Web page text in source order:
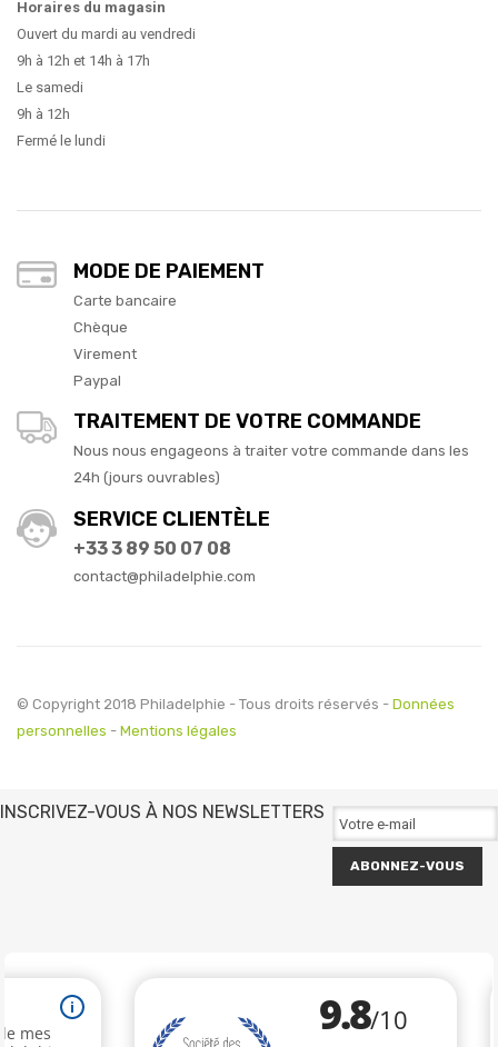
Horaires du magasin
Ouvert du mardi au vendredi
9h à 12h et 14h à 17h
Le samedi
9h à 12h
Fermé le lundi
MODE DE PAIEMENT
Carte bancaire
Chèque
Virement
Paypal
TRAITEMENT DE VOTRE COMMANDE
Nous nous engageons à traiter votre commande dans les
24h (jours ouvrables)
SERVICE CLIENTÈLE
+33 3 89 50 07 08
contact@philadelphie.com
© Copyright 2018 Philadelphie - Tous droits réservés - Données
personnelles - Mentions légales
INSCRIVEZ-VOUS À NOS NEWSLETTERS
ABONNEZ-VOUS